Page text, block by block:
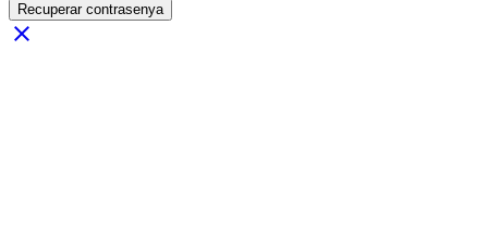
Recuperar contrasenya
close